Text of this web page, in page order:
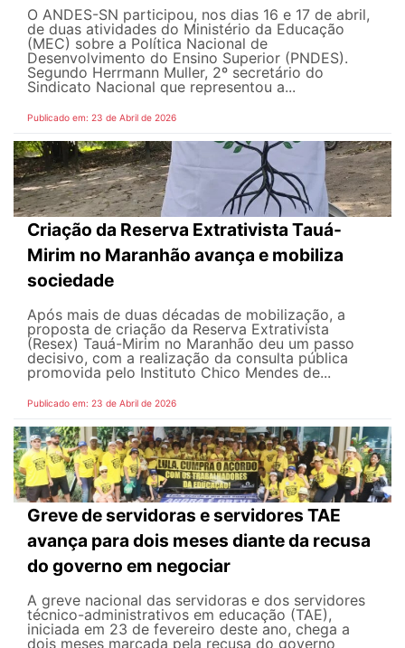
O ANDES-SN participou, nos dias 16 e 17 de abril,
de duas atividades do Ministério da Educação
(MEC) sobre a Política Nacional de
Desenvolvimento do Ensino Superior (PNDES).
Segundo Herrmann Muller, 2º secretário do
Sindicato Nacional que representou a...
Publicado em: 23 de Abril de 2026
Criação da Reserva Extrativista Tauá-
Mirim no Maranhão avança e mobiliza
sociedade
Após mais de duas décadas de mobilização, a
proposta de criação da Reserva Extrativista
(Resex) Tauá-Mirim no Maranhão deu um passo
decisivo, com a realização da consulta pública
promovida pelo Instituto Chico Mendes de...
Publicado em: 23 de Abril de 2026
Greve de servidoras e servidores TAE
avança para dois meses diante da recusa
do governo em negociar
A greve nacional das servidoras e dos servidores
técnico-administrativos em educação (TAE),
iniciada em 23 de fevereiro deste ano, chega a
dois meses marcada pela recusa do governo